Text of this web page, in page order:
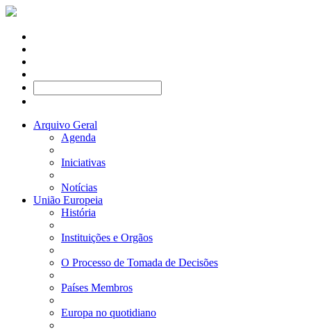
Arquivo Geral
Agenda
Iniciativas
Notícias
União Europeia
História
Instituições e Orgãos
O Processo de Tomada de Decisões
Países Membros
Europa no quotidiano